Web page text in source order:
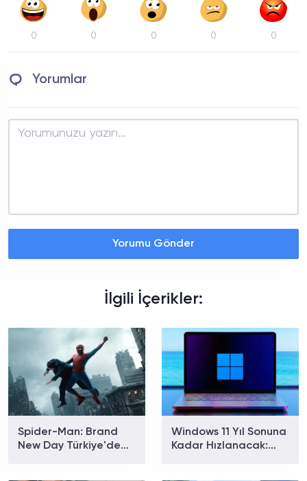
0 0 0 0 0
Yorumlar
Yorumu Gönder
İlgili İçerikler:
Spider-Man: Brand
New Day Türkiye'de
Windows 11 Yıl Sonuna
Kadar Hızlanacak: